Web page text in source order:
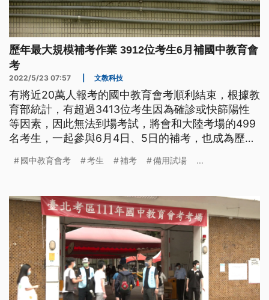
歷年最大規模補考作業 3912位考生6月補國中教育會
考
2022/5/23 07:57 文教科技
有將近20萬人報考的國中教育會考順利結束，根據教
育部統計，有超過3413位考生因為確診或快篩陽性
等因素，因此無法到場考試，將會和大陸考場的499
名考生，一起參與6月4日、5日的補考，也成為歷年
單、開放網路查詢。
國中教育會考 考生 補考 備用試場 ...